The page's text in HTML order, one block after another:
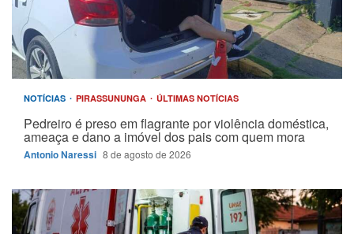
NOTÍCIAS PIRASSUNUNGA ÚLTIMAS NOTÍCIAS
Pedreiro é preso em flagrante por violência doméstica,
ameaça e dano a imóvel dos pais com quem mora
Antonio Naressi 8 de agosto de 2026